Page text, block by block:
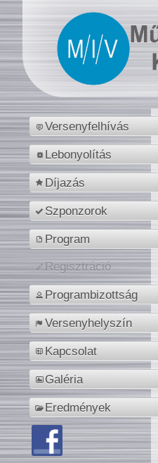
Versenyfelhívás
Lebonyolítás
Díjazás
Szponzorok
Program
Regisztráció
Programbizottság
Versenyhelyszín
Kapcsolat
Galéria
Eredmények